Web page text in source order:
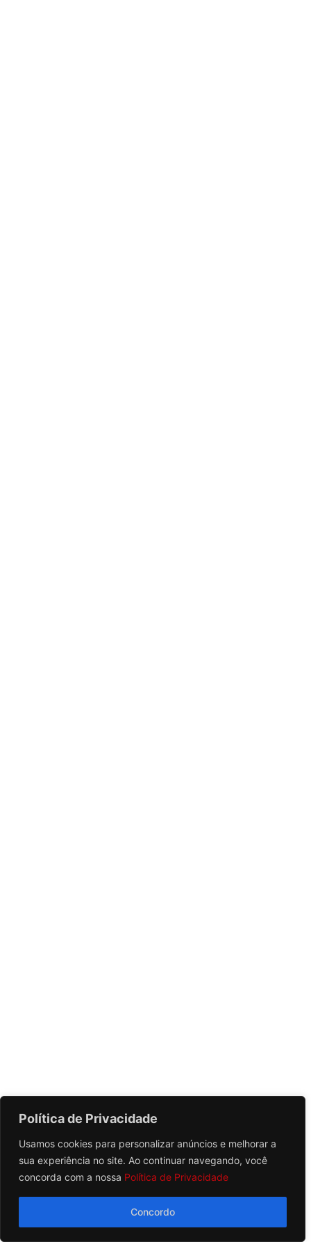
Política de Privacidade
Usamos cookies para personalizar anúncios e melhorar a
sua experiência no site. Ao continuar navegando, você
concorda com a nossa Política de Privacidade
Concordo